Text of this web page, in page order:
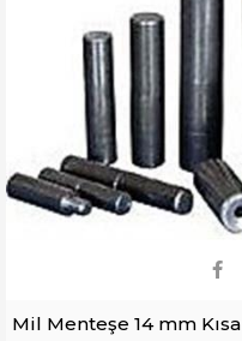
Mil Menteşe 14 mm Kısa